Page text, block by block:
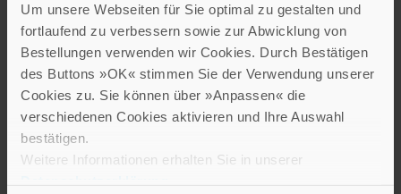
Um unsere Webseiten für Sie optimal zu gestalten und
fortlaufend zu verbessern sowie zur Abwicklung von
Bestellungen verwenden wir Cookies. Durch Bestätigen
des Buttons »OK« stimmen Sie der Verwendung unserer
Cookies zu. Sie können über »Anpassen« die
verschiedenen Cookies aktivieren und Ihre Auswahl
bestätigen.
Weitere Informationen erhalten Sie in unserer
4,00 €
Ursprungspreis
9,50 €
Nicht auf Lager
Bestell-Nr: 70767
4,00 €
Ursprungspreis
9,00 €
Nicht auf Lager